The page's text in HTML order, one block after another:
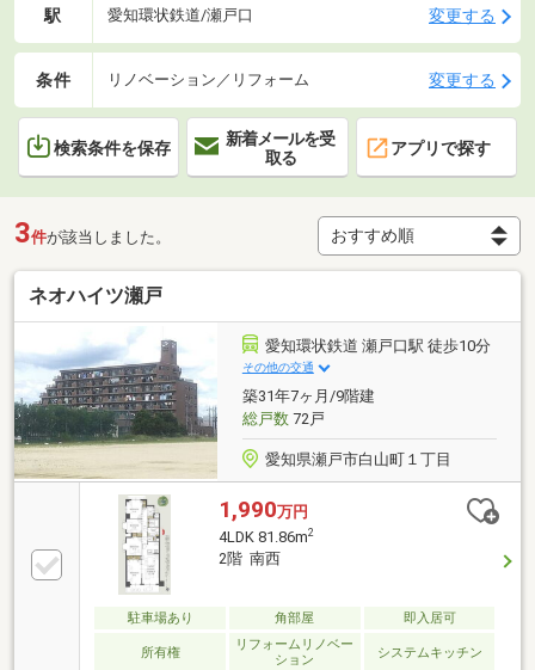
駅 愛知環状鉄道/瀬戸口 変更する
条件 リノベーション／リフォーム 変更する
検索条件を保存
新着メールを受
取る
アプリで探す
3件が該当しました。
ネオハイツ瀬戸
愛知環状鉄道 瀬戸口駅 徒歩10分
その他の交通
築31年7ヶ月/9階建
総戸数72戸
愛知県瀬戸市白山町１丁目
1,990万円
4LDK 81.86m2
2階 南西
駐車場あり 角部屋 即入居可
所有権
リフォームリノベー
ション
システムキッチン